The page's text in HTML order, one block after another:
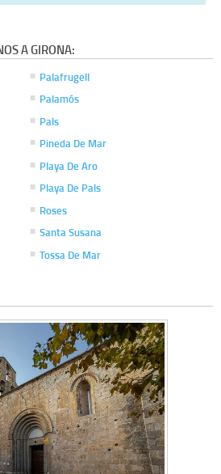
A GIRONA:
Palafrugell
Palamós
Pals
Pineda De Mar
Playa De Aro
Playa De Pals
Roses
Santa Susana
Tossa De Mar